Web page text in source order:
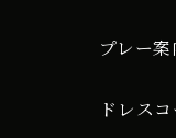
プレー
ドレス